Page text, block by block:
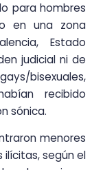
para hombres
en una zona
Estado
judicial ni de
bisexuales,
recibido
sónica.
menores
según el